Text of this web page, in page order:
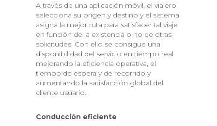
A través de una aplicación móvil, el viajero
selecciona su origen y destino y el sistema
asigna la mejor ruta para satisfacer tal viaje
en función de la existencia o no de otras
solicitudes. Con ello se consigue una
disponibilidad del servicio en tiempo real
mejorando la eficiencia operativa, el
tiempo de espera y de recorrido y
aumentando la satisfacción global del
cliente usuario.
Conducción eficiente